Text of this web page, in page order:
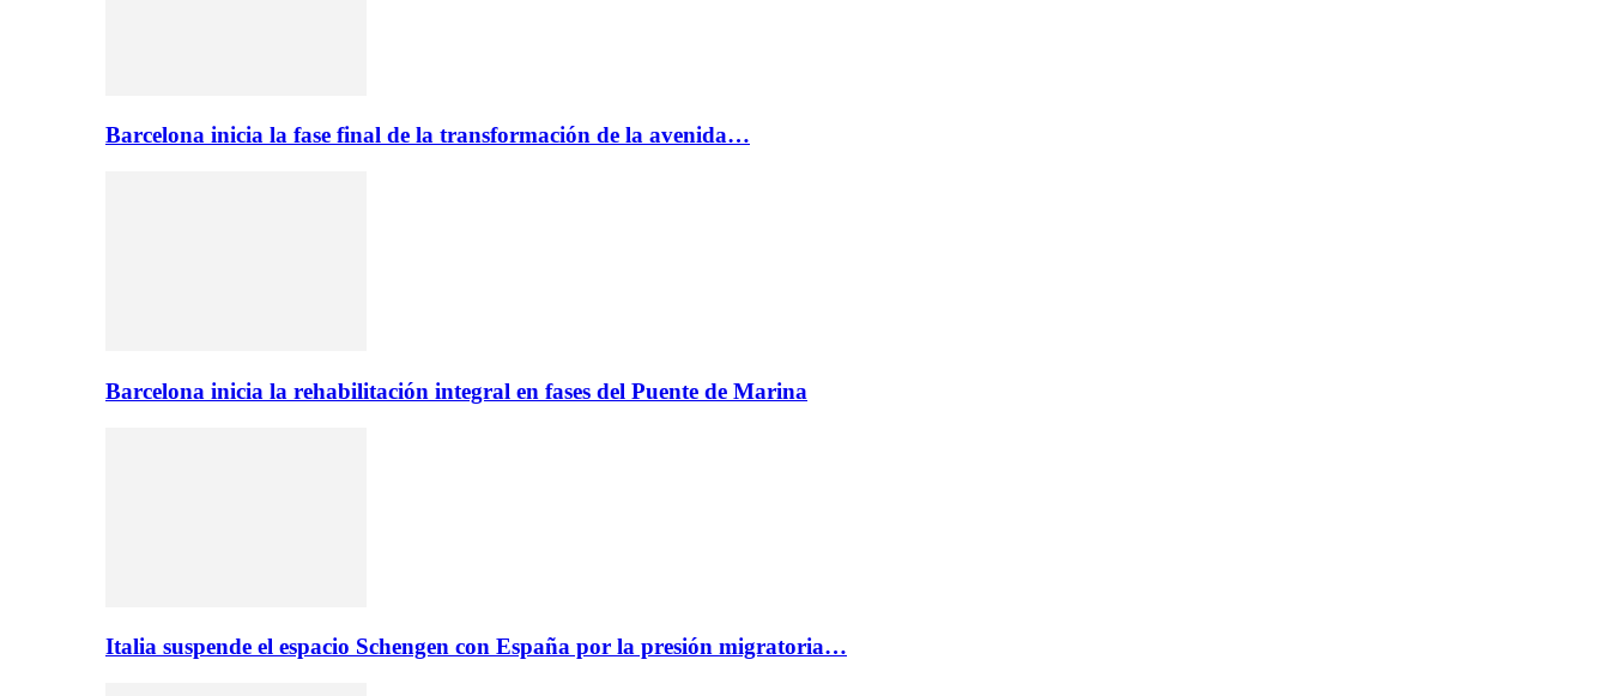
Barcelona inicia la fase final de la transformación de la avenida…
Barcelona inicia la rehabilitación integral en fases del Puente de Marina
Italia suspende el espacio Schengen con España por la presión migratoria…